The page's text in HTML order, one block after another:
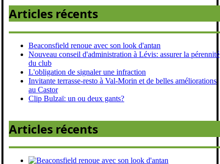
Articles récents
Beaconsfield renoue avec son look d'antan
Nouveau conseil d'administration à Lévis: assurer la pérennité
du club
L'obligation de signaler une infraction
Invitante terrasse-resto à Val-Morin et de belles améliorations
au Castor
Clip Bulzaï: un ou deux gants?
Articles récents